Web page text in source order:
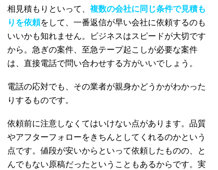
相見積もりといって、 複数の会社に同じ条件で見積も
りを依頼をして、一番返信が早い会社に依頼するのも
いいかも知れません。ビジネスはスピードが大切です
から。急ぎの案件、至急テープ起こしが必要な案件
は、直接電話で問い合わせする方がいいでしょう。
電話の応対でも、その業者が親身かどうかがわかった
りするものです。
依頼前に注意しなくてはいけない点があります。品質
やアフターフォローをきちんとしてくれるのかという
点です。値段が安いからといって依頼したものの、と
んでもない原稿だったということもあるからです。実